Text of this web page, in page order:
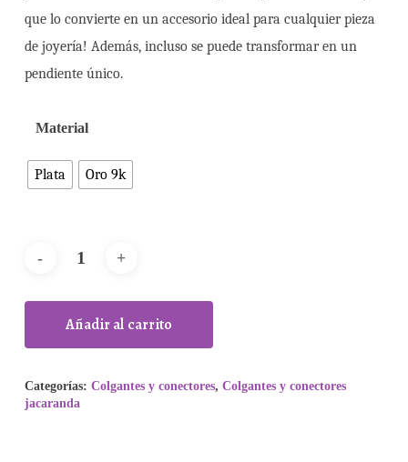
que lo convierte en un accesorio ideal para cualquier pieza
de joyería! Además, incluso se puede transformar en un
pendiente único.
Material
Plata Oro 9k
Añadir al carrito
Categorías: Colgantes y conectores, Colgantes y conectores
jacaranda